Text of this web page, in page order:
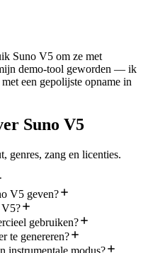
Suno V5 om ze met
demo-tool geworden — ik
een gepolijste opname in
Suno V5
genres, zang en licenties.
V5 geven?
V5?
gebruiken?
te genereren?